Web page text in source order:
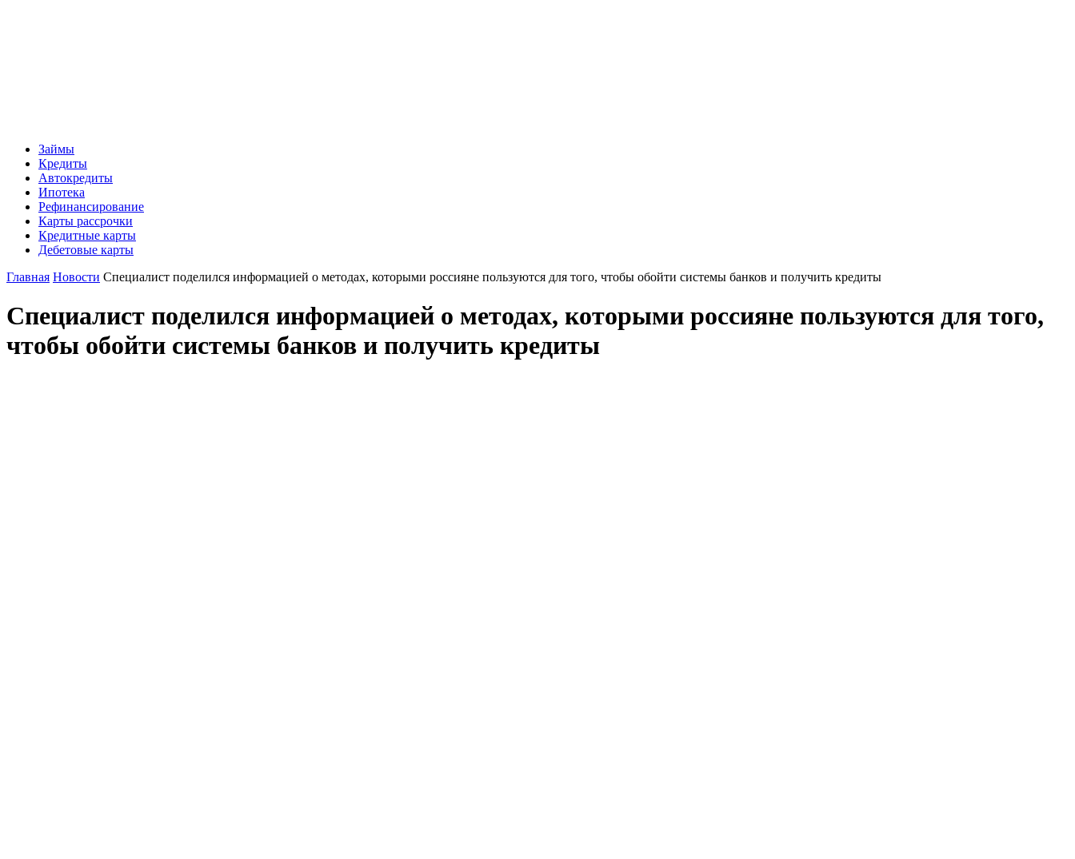
Займы
Кредиты
Автокредиты
Ипотека
Рефинансирование
Карты рассрочки
Кредитные карты
Дебетовые карты
Главная Новости Специалист поделился информацией о методах, которыми россияне пользуются для того, чтобы обойти системы банков и получить кредиты
Специалист поделился информацией о методах, которыми россияне пользуются для того,
чтобы обойти системы банков и получить кредиты